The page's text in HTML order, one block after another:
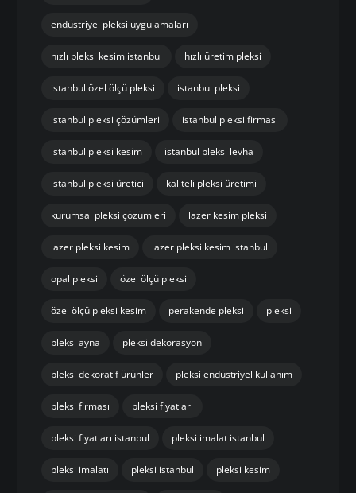
endüstriyel pleksi uygulamaları
hızlı pleksi kesim istanbul hızlı üretim pleksi
istanbul özel ölçü pleksi istanbul pleksi
istanbul pleksi çözümleri istanbul pleksi firması
istanbul pleksi kesim istanbul pleksi levha
istanbul pleksi üretici kaliteli pleksi üretimi
kurumsal pleksi çözümleri lazer kesim pleksi
lazer pleksi kesim lazer pleksi kesim istanbul
opal pleksi özel ölçü pleksi
özel ölçü pleksi kesim perakende pleksi pleksi
pleksi ayna pleksi dekorasyon
pleksi dekoratif ürünler pleksi endüstriyel kullanım
pleksi firması pleksi fiyatları
pleksi fiyatları istanbul pleksi imalat istanbul
pleksi imalatı pleksi istanbul pleksi kesim